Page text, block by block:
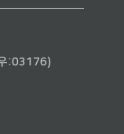
:03176)